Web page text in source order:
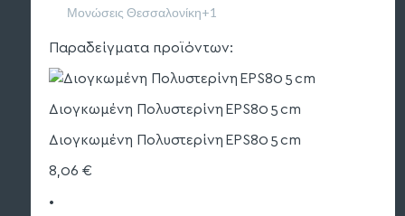
Μονώσεις Θεσσαλονίκη+1
Παραδείγματα προϊόντων:
Διογκωμένη Πολυστερίνη EPS80 5 cm
Διογκωμένη Πολυστερίνη EPS80 5 cm
8,06 €
•